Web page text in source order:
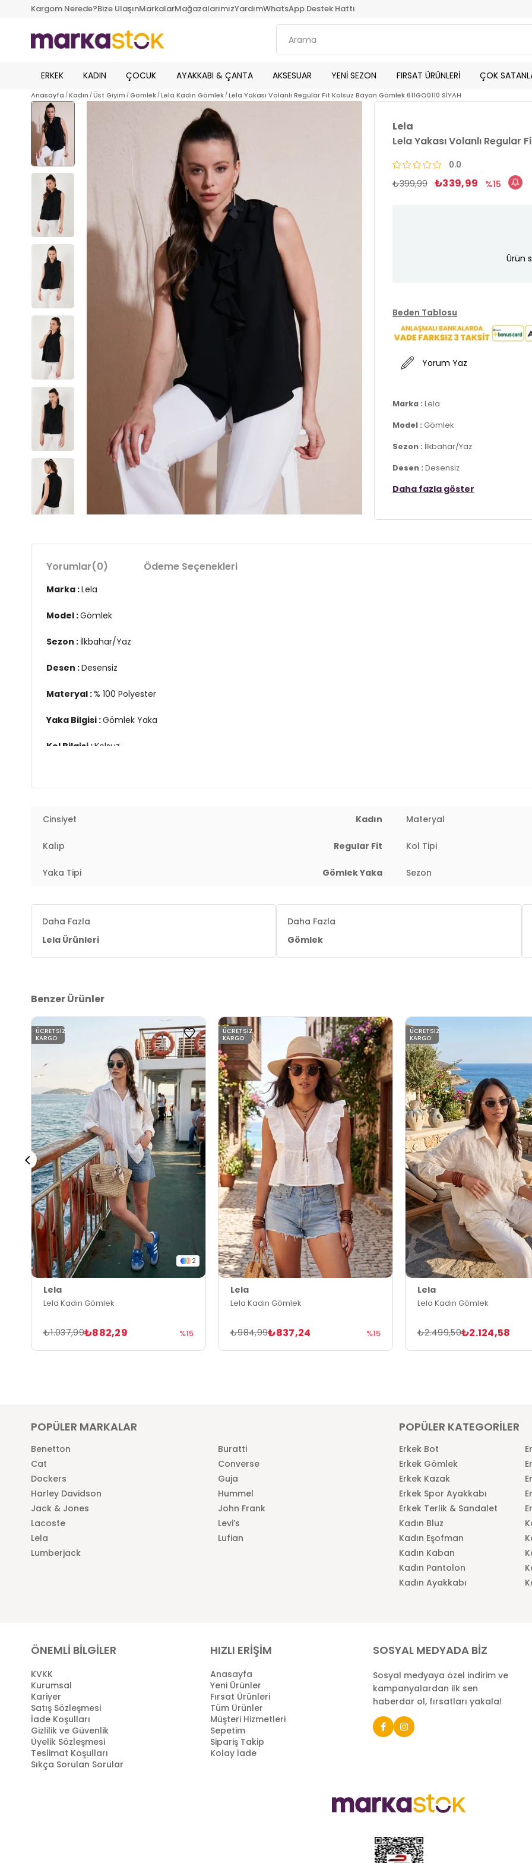
Kargom Nerede?Bize UlaşınMarkalarMağazalarımızYardımWhatsApp Destek Hattı
ERKEK KADIN ÇOCUK AYAKKABI & ÇANTA AKSESUAR YENİ SEZON FIRSAT ÜRÜNLERİ ÇOK
Anasayfa Kadın Üst Giyim Gömlek Lela Kadın Gömlek Lela Yakası Volanlı Regular Fit Kolsuz Bayan Gömlek 611GO0110 SİYAH
Lela
Lela Yakası Volanlı Regular
0.0
₺399,99 ₺339,99 15
Ürün
Beden Tablosu
Yorum Yaz
Marka : Lela
Model : Gömlek
Sezon : İlkbahar/Yaz
Desen : Desensiz
Materyal :% 100 Polyester
Daha fazla göster
Yorumlar(0) Ödeme Seçenekleri
Marka :Lela
Model :Gömlek
Sezon : İlkbahar/Yaz
Desen :Desensiz
Materyal :% 100 Polyester
Yaka Bilgisi :Gömlek Yaka
Kol Bilgisi :Kolsuz
Cinsiyet Kadın Materyal
Kalıp Regular Fit Kol Tipi
Yaka Tipi Gömlek Yaka Sezon
Daha Fazla
Lela Ürünleri
Daha Fazla
Gömlek
Benzer Ürünler
2
Lela
Lela Kadın Gömlek
₺882,29
₺1.037,99 %15
ÜCRETSIZ
KARGO
Lela
Lela Kadın Gömlek
₺837,24
₺984,99 %15
ÜCRETSIZ
KARGO
Lela
Lela Kadın Gömlek
₺2.124,58
₺2.499,50
ÜCRETSIZ
KARGO
POPÜLER MARKALAR
Benetton
Buratti
Cat
Converse
Dockers
Guja
Harley Davidson
Hummel
Jack & Jones
John Frank
Lacoste
Levi’s
Lela
Lufian
Lumberjack
POPÜLER KATEGORİLER
Erkek Bot
Erkek Gömlek
Erkek Kazak
Erkek Spor Ayakkabı
Erkek Terlik & Sandalet
Kadın Bluz
Kadın Eşofman
Kadın Kaban
Kadın Pantolon
Kadın Ayakkabı
ÖNEMLİ BİLGİLER
KVKK
Kurumsal
Kariyer
Satış Sözleşmesi
İade Koşulları
Gizlilik ve Güvenlik
Üyelik Sözleşmesi
Teslimat Koşulları
Sıkça Sorulan Sorular
HIZLI ERİŞİM
Anasayfa
Yeni Ürünler
Fırsat Ürünleri
Tüm Ürünler
Müşteri Hizmetleri
Sepetim
Sipariş Takip
Kolay İade
SOSYAL MEDYADA BİZ
Sosyal medyaya özel indirim ve
kampanyalardan ilk sen
haberdar ol, fırsatları yakala!